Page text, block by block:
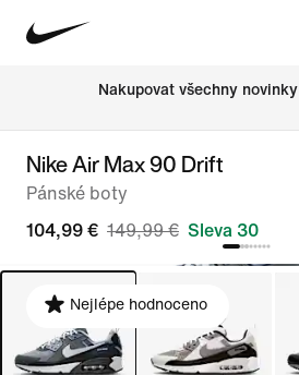
Nakupovat všechny novinky
Nike Air Max 90 Drift
Pánské boty
104,99 € 149,99 € Sleva 30
Nejlépe hodnoceno